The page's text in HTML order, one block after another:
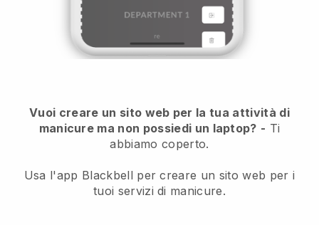
Vuoi creare un sito web per la tua attività di
manicure ma non possiedi un laptop? - Ti
abbiamo coperto.
Usa l'app Blackbell per creare un sito web per i
tuoi servizi di manicure.